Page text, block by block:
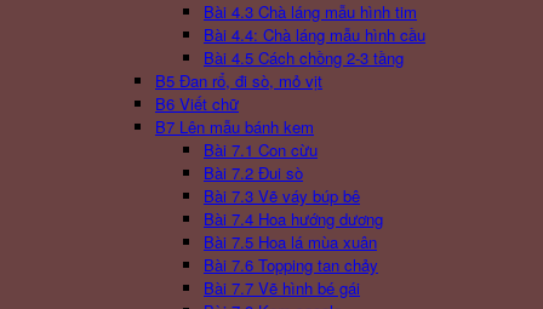
Bài 4.3 Chà láng mẫu hình tim
Bài 4.4: Chà láng mẫu hình cầu
Bài 4.5 Cách chồng 2-3 tầng
B5 Đan rổ, đi sò, mỏ vịt
B6 Viết chữ
B7 Lên mẫu bánh kem
Bài 7.1 Con cừu
Bài 7.2 Đui sò
Bài 7.3 Vẽ váy búp bê
Bài 7.4 Hoa hướng dương
Bài 7.5 Hoa lá mùa xuân
Bài 7.6 Topping tan chảy
Bài 7.7 Vẽ hình bé gái